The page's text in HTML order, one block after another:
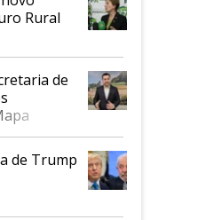
Rural
de
de Trump